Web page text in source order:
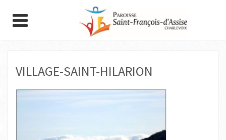
VILLAGE-SAINT-HILARION